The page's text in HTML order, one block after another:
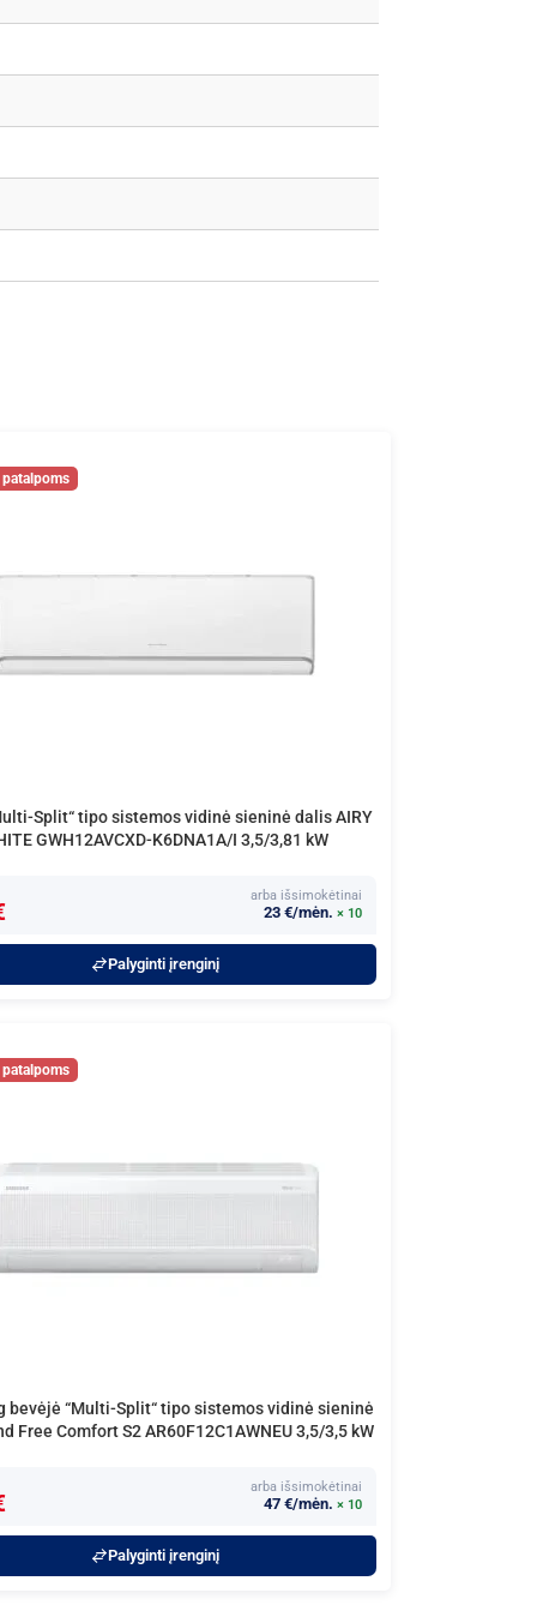
Split“ tipo sistemos vidinė sieninė dalis AIRY
GWH12AVCXD-K6DNA1A/I 3,5/3,81 kW
arba išsimokėtinai
23 €/mėn. × 10
Palyginti įrenginį
bevėjė “Multi-Split“ tipo sistemos vidinė sieninė
Free Comfort S2 AR60F12C1AWNEU 3,5/3,5 kW
arba išsimokėtinai
47 €/mėn. × 10
Palyginti įrenginį